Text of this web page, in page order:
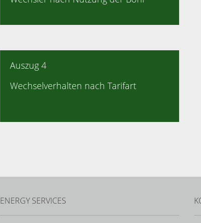
Auszug 4
Wechselverhalten nach Tarifart
ENERGY SERVICES